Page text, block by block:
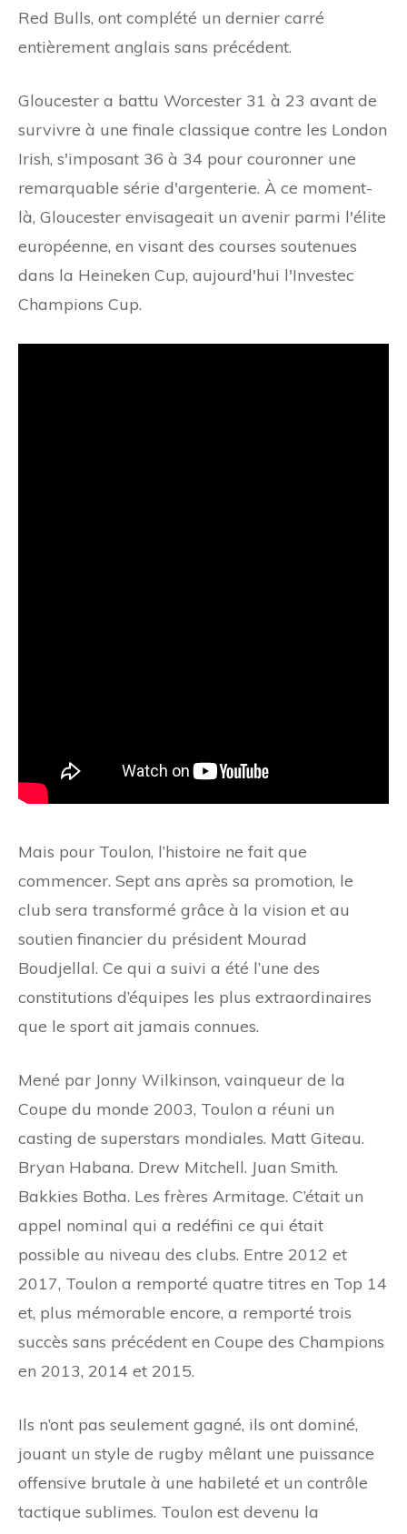
Red Bulls, ont complété un dernier carré
entièrement anglais sans précédent.
Gloucester a battu Worcester 31 à 23 avant de
survivre à une finale classique contre les London
Irish, s'imposant 36 à 34 pour couronner une
remarquable série d'argenterie. À ce moment-
là, Gloucester envisageait un avenir parmi l'élite
européenne, en visant des courses soutenues
dans la Heineken Cup, aujourd'hui l'Investec
Champions Cup.
Mais pour Toulon, l’histoire ne fait que
commencer. Sept ans après sa promotion, le
club sera transformé grâce à la vision et au
soutien financier du président Mourad
Boudjellal. Ce qui a suivi a été l’une des
constitutions d’équipes les plus extraordinaires
que le sport ait jamais connues.
Mené par Jonny Wilkinson, vainqueur de la
Coupe du monde 2003, Toulon a réuni un
casting de superstars mondiales. Matt Giteau.
Bryan Habana. Drew Mitchell. Juan Smith.
Bakkies Botha. Les frères Armitage. C’était un
appel nominal qui a redéfini ce qui était
possible au niveau des clubs. Entre 2012 et
2017, Toulon a remporté quatre titres en Top 14
et, plus mémorable encore, a remporté trois
succès sans précédent en Coupe des Champions
en 2013, 2014 et 2015.
Ils n’ont pas seulement gagné, ils ont dominé,
jouant un style de rugby mêlant une puissance
offensive brutale à une habileté et un contrôle
tactique sublimes. Toulon est devenu la